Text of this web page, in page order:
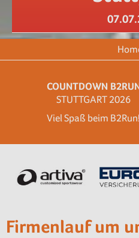
COUNTDOWN
STUTTGART 2026
Viel Spaß beim B2Run!
Firmenlauf um